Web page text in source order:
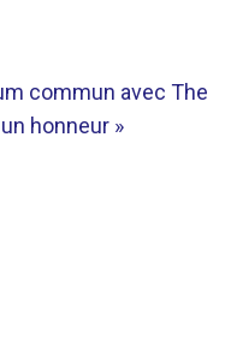
commun avec The
honneur »